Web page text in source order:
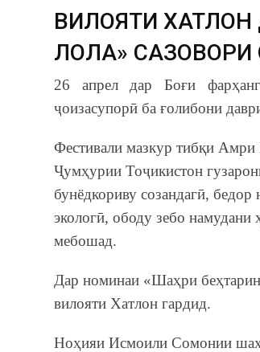
ВИЛОЯТИ ХАТЛОН
ЛОЛА»
26 апрел дар Боғи
ҷоизасупорӣ ба ғолибони
Фестивали мазкур тибқи Амри
Ҷумҳурии Тоҷикистон
бунёдкориву созандагӣ,
экологӣ, ободу зебо
мебошад.
Дар номинаи «Шаҳри
вилояти Хатлон гардид.
Ноҳияи Исмоили Сомонии